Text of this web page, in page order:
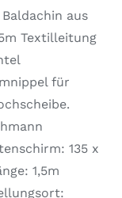
aus
Textilleitung
für
135 x
1,5m